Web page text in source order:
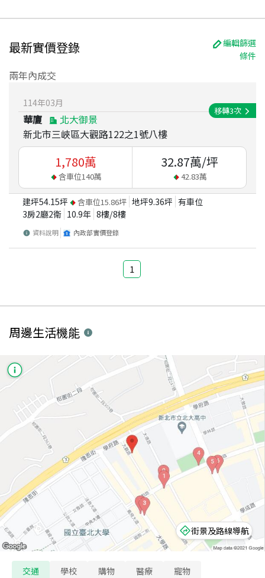
最新實價登錄
編輯篩選
條件
兩年內成交
114年03月
華廈
北大御景
新北市三峽區大觀路122之1號八樓
移轉3次
1,780萬
含車位140萬
32.87萬/坪
42.83萬
建坪54.15坪 含車位15.86坪 地坪9.36坪 有車位
3房2廳2衛 10.9年 8樓/8樓
資料說明 內政部實價登錄
1
周邊生活機能
街景及路線導航
交通 學校 購物 醫療 寵物